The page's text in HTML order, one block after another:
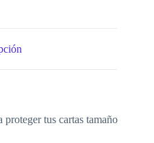
tus cartas tamaño